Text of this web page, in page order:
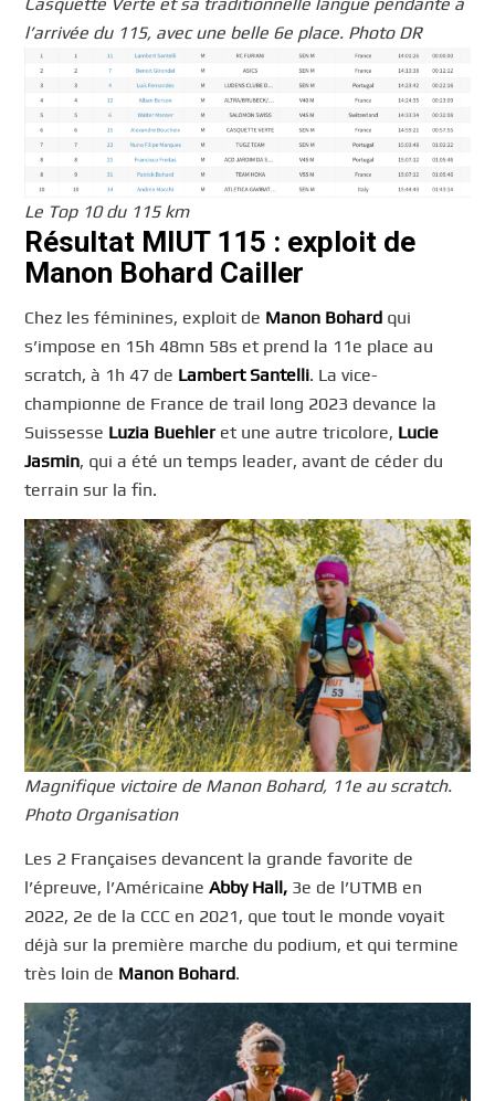
l’arrivée du 115, avec une belle 6e place. Photo DR
Le Top 10 du 115 km
Résultat MIUT 115 : exploit de
Manon Bohard Cailler
Chez les féminines, exploit de Manon Bohard qui
s’impose en 15h 48mn 58s et prend la 11e place au
scratch, à 1h 47 de Lambert Santelli. La vice-
championne de France de trail long 2023 devance la
Suissesse Luzia Buehler et une autre tricolore, Lucie
Jasmin, qui a été un temps leader, avant de céder du
terrain sur la fin.
Magnifique victoire de Manon Bohard, 11e au scratch.
Photo Organisation
Les 2 Françaises devancent la grande favorite de
l’épreuve, l’AméricaineAbby Hall, 3e de l’UTMB en
2022, 2e de la CCC en 2021, que tout le monde voyait
déjà sur la première marche du podium, et qui termine
très loin de Manon Bohard.